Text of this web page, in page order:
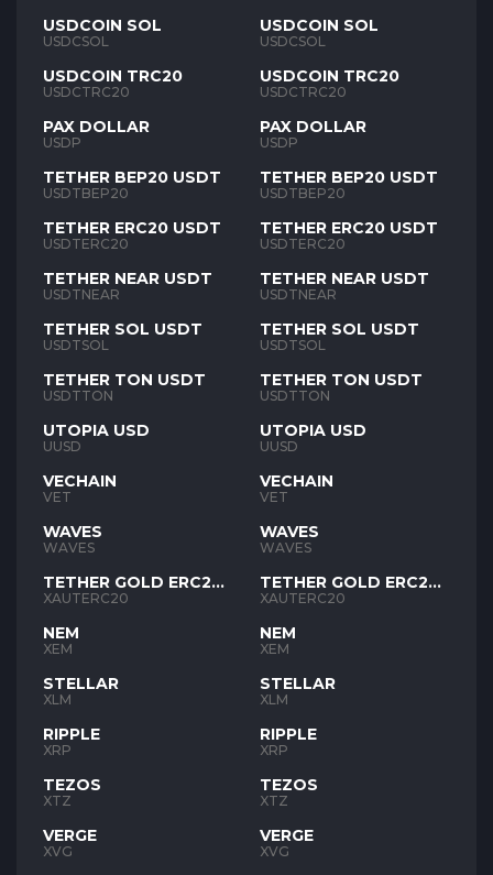
USDCOIN SOL
USDCSOL
USDCOIN TRC20
USDCTRC20
PAX DOLLAR
USDP
TETHER BEP20 USDT
USDTBEP20
TETHER ERC20 USDT
USDTERC20
TETHER NEAR USDT
USDTNEAR
TETHER SOL USDT
USDTSOL
TETHER TON USDT
USDTTON
UTOPIA USD
UUSD
VECHAIN
VET
WAVES
WAVES
TETHER GOLD ERC20
XAUT
XAUTERC20
NEM
XEM
STELLAR
XLM
RIPPLE
XRP
TEZOS
XTZ
VERGE
XVG
USDCOIN SOL
USDCSOL
USDCOIN TRC20
USDCTRC20
PAX DOLLAR
USDP
TETHER BEP20 USDT
USDTBEP20
TETHER ERC20 USDT
USDTERC20
TETHER NEAR USDT
USDTNEAR
TETHER SOL USDT
USDTSOL
TETHER TON USDT
USDTTON
UTOPIA USD
UUSD
VECHAIN
VET
WAVES
WAVES
TETHER GOLD ERC20
XAUT
XAUTERC20
NEM
XEM
STELLAR
XLM
RIPPLE
XRP
TEZOS
XTZ
VERGE
XVG